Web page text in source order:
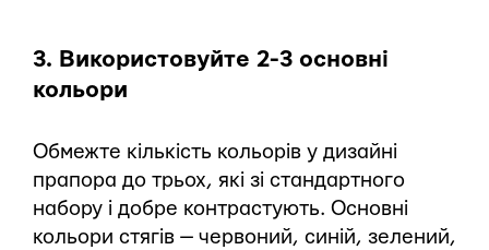
3. Використовуйте 2-3 основні
кольори
Обмежте кількість кольорів у дизайні
прапора до трьох, які зі стандартного
набору і добре контрастують. Основні
кольори стягів — червоний, синій, зелений,